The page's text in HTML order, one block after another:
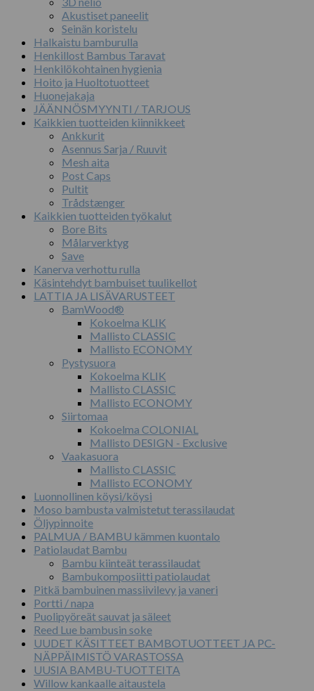
Akustiset paneelit
Seinän koristelu
Halkaistu bamburulla
Henkillost Bambus Taravat
Henkilökohtainen hygienia
Hoito ja Huoltotuotteet
Huonejakaja
JÄÄNNÖSMYYNTI / TARJOUS
Kaikkien tuotteiden kiinnikkeet
Ankkurit
Asennus Sarja / Ruuvit
Mesh aita
Post Caps
Pultit
Trådstænger
Kaikkien tuotteiden työkalut
Bore Bits
Målarverktyg
Save
Kanerva verhottu rulla
Käsintehdyt bambuiset tuulikellot
LATTIA JA LISÄVARUSTEET
BamWood®
Kokoelma KLIK
Mallisto CLASSIC
Mallisto ECONOMY
Pystysuora
Kokoelma KLIK
Mallisto CLASSIC
Mallisto ECONOMY
Siirtomaa
Kokoelma COLONIAL
Mallisto DESIGN - Exclusive
Vaakasuora
Mallisto CLASSIC
Mallisto ECONOMY
Luonnollinen köysi/köysi
Moso bambusta valmistetut terassilaudat
Öljypinnoite
PALMUA / BAMBU kämmen kuontalo
Patiolaudat Bambu
Bambu kiinteät terassilaudat
Bambukomposiitti patiolaudat
Pitkä bambuinen massiivilevy ja vaneri
Portti / napa
Puolipyöreät sauvat ja säleet
Reed Lue bambusin soke
UUDET KÄSITTEET BAMBOTUOTTEET JA PC-
NÄPPÄIMISTÖ VARASTOSSA
UUSIA BAMBU-TUOTTEITA
Willow kankaalle aitaustela